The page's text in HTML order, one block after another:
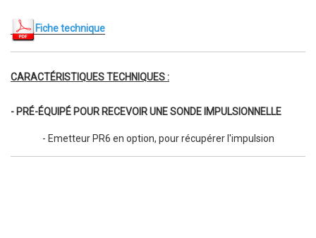
Fiche technique
CARACTÉRISTIQUES TECHNIQUES :
- PRÉ-ÉQUIPÉ POUR RECEVOIR UNE SONDE IMPULSIONNELLE
- Emetteur PR6 en option, pour récupérer l'impulsion